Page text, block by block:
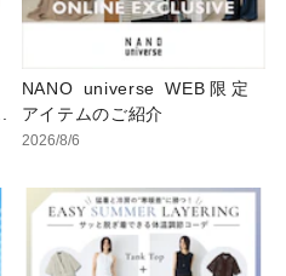
NANO universe WEB限定
アイテムのご紹介
2026/8/6